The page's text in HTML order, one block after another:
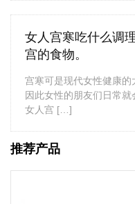
女人宫寒吃什么调
宫的食物。
宫寒可是现代女性健康的
因此女性的朋友们日常
女人宫 […]
推荐产品